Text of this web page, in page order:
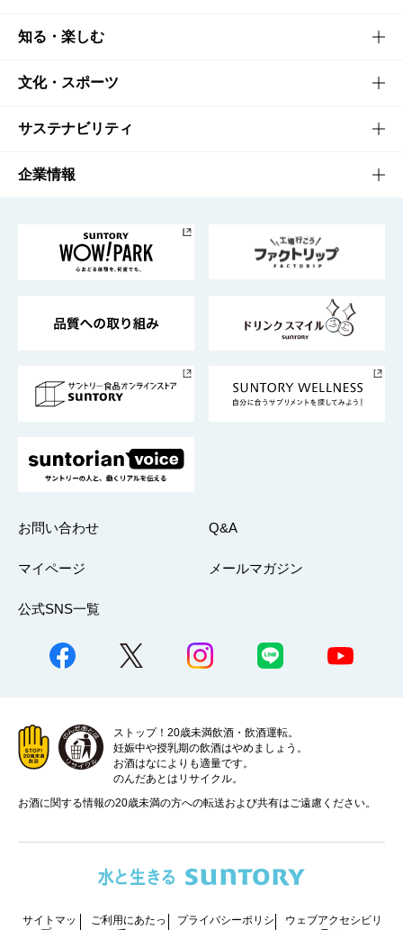
商品TOP
商品一覧
商品発売情報
栄養成分一覧
知る・楽しむ
知る・楽しむTOP
キャンペーン
工場見学
地域情報
文化・スポーツ
文化・スポーツTOP
サントリーホール
サントリーサンバーズ大阪
サステナビリティ
サステナビリティTOP
サントリーが考えるサステナビリティ経営
企業情報
企業概要
採用情報
お問い合わせ Q&A
マイページ メールマガジン
公式SNS一覧
ストップ！20歳未満飲酒・飲酒運転。
妊娠中や授乳期の飲酒はやめましょう。
お酒はなによりも適量です。
のんだあとはリサイクル。
お酒に関する情報の20歳未満の方への転送および共有はご遠慮ください。
サイトマッ
ご利用にあたっ
プライバシーポリシ
ウェブアクセシビリ